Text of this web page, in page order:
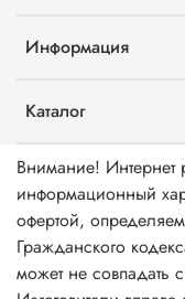
Информация
Каталог
Внимание! Интернет
информационный
офертой,
Гражданского
может не совпадать